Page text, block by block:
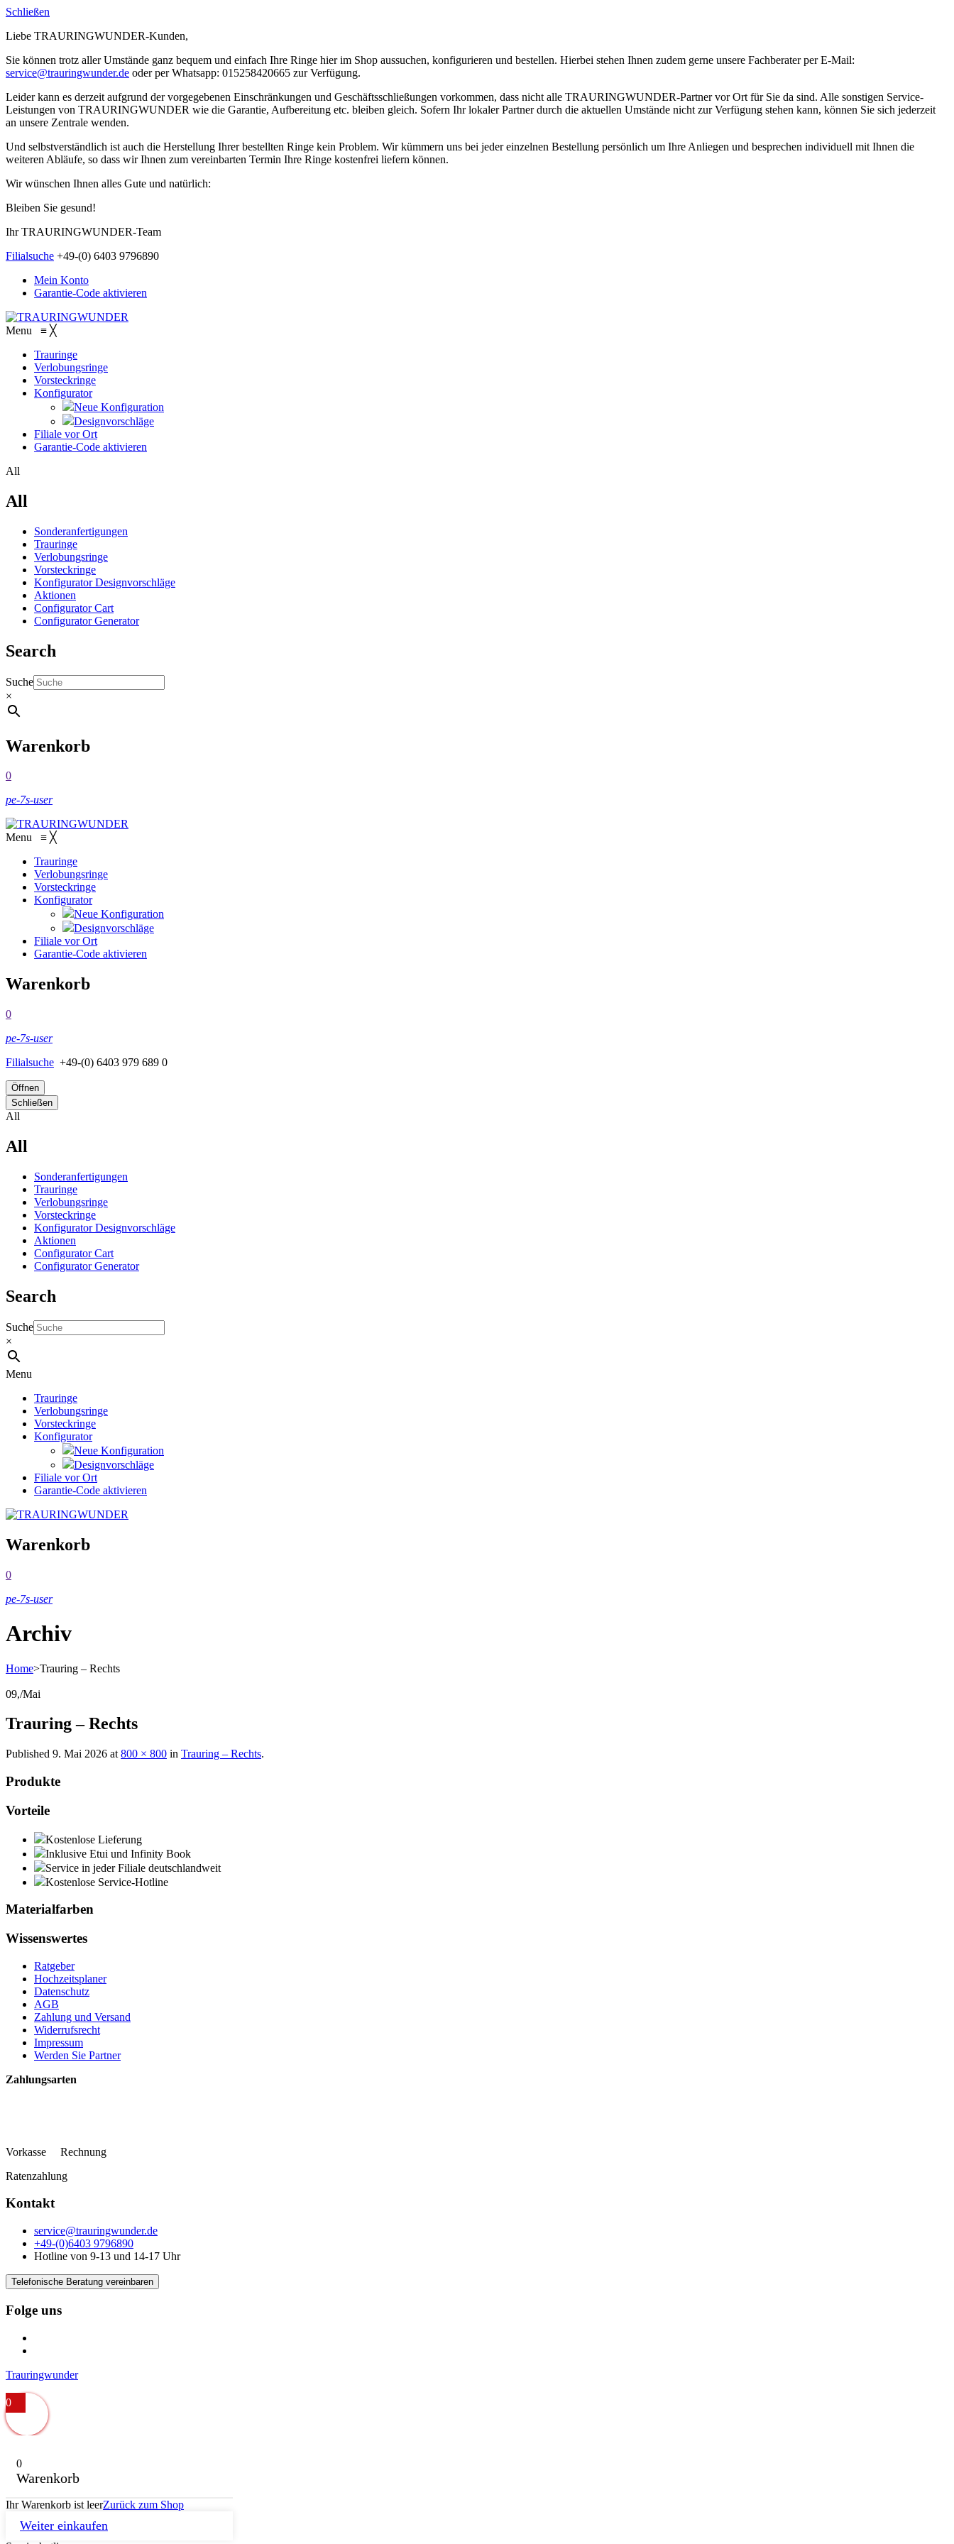
Schließen
Liebe TRAURINGWUNDER-Kunden,
Sie können trotz aller Umstände ganz bequem und einfach Ihre Ringe hier im Shop aussuchen, konfigurieren und bestellen. Hierbei stehen Ihnen zudem gerne unsere Fachberater per E-Mail:
service@trauringwunder.de oder per Whatsapp: 015258420665 zur Verfügung.
Leider kann es derzeit aufgrund der vorgegebenen Einschränkungen und Geschäftsschließungen vorkommen, dass nicht alle TRAURINGWUNDER-Partner vor Ort für Sie da sind. Alle sonstigen Service-
Leistungen von TRAURINGWUNDER wie die Garantie, Aufbereitung etc. bleiben gleich. Sofern Ihr lokaler Partner durch die aktuellen Umstände nicht zur Verfügung stehen kann, können Sie sich jederzeit
an unsere Zentrale wenden.
Und selbstverständlich ist auch die Herstellung Ihrer bestellten Ringe kein Problem. Wir kümmern uns bei jeder einzelnen Bestellung persönlich um Ihre Anliegen und besprechen individuell mit Ihnen die
weiteren Abläufe, so dass wir Ihnen zum vereinbarten Termin Ihre Ringe kostenfrei liefern können.
Wir wünschen Ihnen alles Gute und natürlich:
Bleiben Sie gesund!
Ihr TRAURINGWUNDER-Team
Filialsuche +49-(0) 6403 9796890
Mein Konto
Garantie-Code aktivieren
Menu ≡ ╳
Trauringe
Verlobungsringe
Vorsteckringe
Konfigurator
Neue Konfiguration
Designvorschläge
Filiale vor Ort
Garantie-Code aktivieren
All
All
Sonderanfertigungen
Trauringe
Verlobungsringe
Vorsteckringe
Konfigurator Designvorschläge
Aktionen
Configurator Cart
Configurator Generator
Search
Suche
×
Warenkorb
0
pe-7s-user
Menu ≡ ╳
Trauringe
Verlobungsringe
Vorsteckringe
Konfigurator
Neue Konfiguration
Designvorschläge
Filiale vor Ort
Garantie-Code aktivieren
Warenkorb
0
pe-7s-user
Filialsuche +49-(0) 6403 979 689 0
Öffnen
Schließen
All
All
Sonderanfertigungen
Trauringe
Verlobungsringe
Vorsteckringe
Konfigurator Designvorschläge
Aktionen
Configurator Cart
Configurator Generator
Search
Suche
×
Menu
Trauringe
Verlobungsringe
Vorsteckringe
Konfigurator
Neue Konfiguration
Designvorschläge
Filiale vor Ort
Garantie-Code aktivieren
Warenkorb
0
pe-7s-user
Archiv
Home>Trauring – Rechts
09,/Mai
Trauring – Rechts
Published 9. Mai 2026 at 800 × 800 in Trauring – Rechts.
Produkte
Vorteile
Kostenlose Lieferung
Inklusive Etui und Infinity Book
Service in jeder Filiale deutschlandweit
Kostenlose Service-Hotline
Materialfarben
Wissenswertes
Ratgeber
Hochzeitsplaner
Datenschutz
AGB
Zahlung und Versand
Widerrufsrecht
Impressum
Werden Sie Partner
Zahlungsarten
Vorkasse Rechnung
Ratenzahlung
Kontakt
service@trauringwunder.de
+49-(0)6403 9796890
Hotline von 9-13 und 14-17 Uhr
Telefonische Beratung vereinbaren
Folge uns
Trauringwunder
0
0
Warenkorb
Ihr Warenkorb ist leerZurück zum Shop
Weiter einkaufen